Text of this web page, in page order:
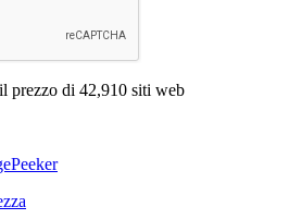
prezzo di 42,910 siti web